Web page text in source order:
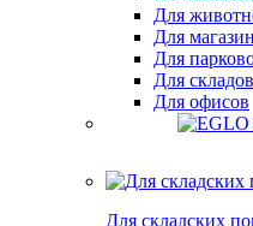
Для
Для
Для
Для складов
Для офисов
Для складских